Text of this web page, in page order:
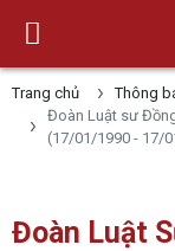
Trang chủ
Thông
Đoàn Luật sư
(17/01/1990 - 17/
Đoàn Luật